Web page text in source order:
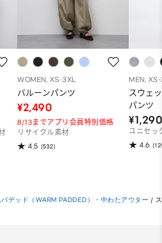
WOMEN, XS-3XL
バルーンパンツ
¥2,490
8/13までアプリ会員特別価格
リサイクル素材
4.5 (532)
MEN,
スウェ
パンツ
ユニセッ
4.6
デッド（WARM PADDED）・中わたアウター /